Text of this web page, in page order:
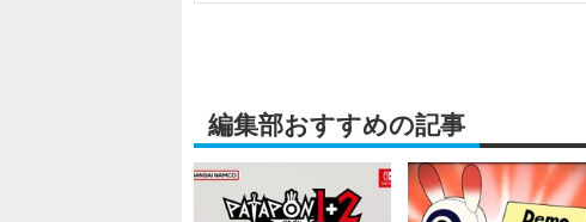
編集部おすすめの記事